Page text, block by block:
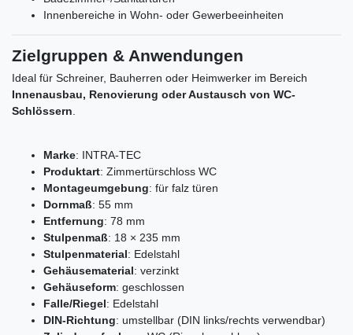
Innenbereiche in Wohn- oder Gewerbeeinheiten
Zielgruppen & Anwendungen
Ideal für Schreiner, Bauherren oder Heimwerker im Bereich
Innenausbau, Renovierung oder Austausch von WC-
Schlössern
Marke: INTRA-TEC
Produktart: Zimmertürschloss WC
Montageumgebung: für falz türen
Dornmaß: 55 mm
Entfernung: 78 mm
Stulpenmaß: 18 × 235 mm
Stulpenmaterial: Edelstahl
Gehäusematerial: verzinkt
Gehäuseform: geschlossen
Falle/Riegel: Edelstahl
DIN-Richtung: umstellbar (DIN links/rechts verwendbar)